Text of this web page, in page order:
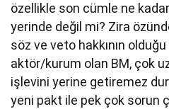
özellikle son cümle ne
yerinde değil mi? Zira
söz ve veto hakkının
aktör/kurum olan BM, çok
işlevini yerine getiremez
yeni pakt ile pek çok sorun